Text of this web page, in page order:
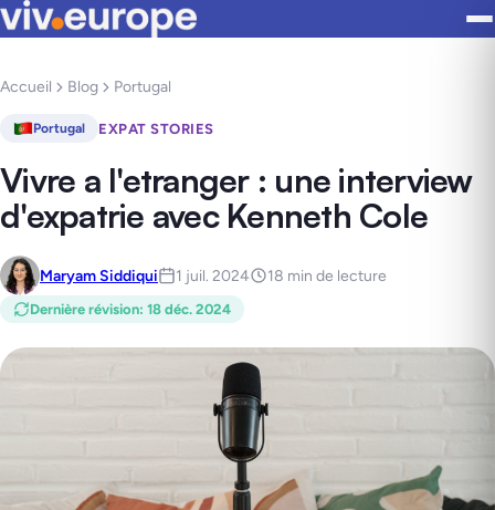
Accueil Blog Portugal
Portugal EXPAT STORIES
Vivre a l'etranger : une interview
d'expatrie avec Kenneth Cole
Maryam Siddiqui 1 juil. 2024 18 min de lecture
Dernière révision: 18 déc. 2024